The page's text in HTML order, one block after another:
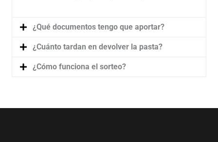
¿Qué documentos tengo que aportar?
¿Cuánto tardan en devolver la pasta?
¿Cómo funciona el sorteo?